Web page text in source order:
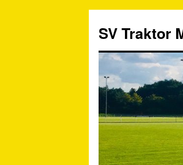
SV Traktor